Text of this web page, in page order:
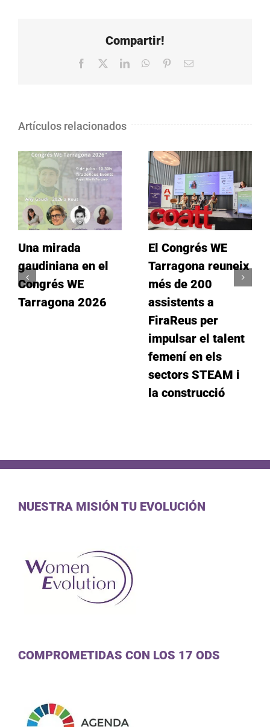
Compartir!
Facebook LinkedInWhatsApp
PinterestCorreo
Artículos relacionados
Una mirada
gaudiniana en el
Congrés WE
Tarragona 2026
El Congrés WE
Tarragona reuneix
més de 200
assistents a
FiraReus per
impulsar el talent
femení en els
sectors STEAM i
la construcció
NUESTRA MISIÓN TU EVOLUCIÓN
COMPROMETIDAS CON LOS 17 ODS